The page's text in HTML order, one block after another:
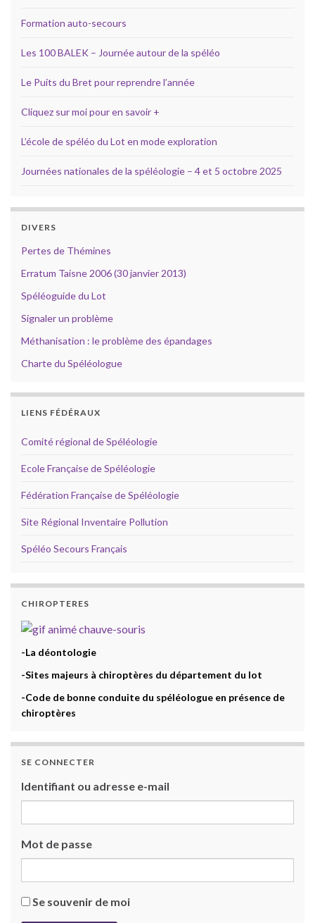
Formation auto-secours
Les 100 BALEK – Journée autour de la spéléo
Le Puits du Bret pour reprendre l’année
Cliquez sur moi pour en savoir +
L’école de spéléo du Lot en mode exploration
Journées nationales de la spéléologie – 4 et 5 octobre 2025
DIVERS
Pertes de Thémines
Erratum Taisne 2006 (30 janvier 2013)
Spéléoguide du Lot
Signaler un problème
Méthanisation : le problème des épandages
Charte du Spéléologue
LIENS FÉDÉRAUX
Comité régional de Spéléologie
Ecole Française de Spéléologie
Fédération Française de Spéléologie
Site Régional Inventaire Pollution
Spéléo Secours Français
CHIROPTERES
-La déontologie
-Sites majeurs à chiroptères du département du lot
-Code de bonne conduite du spéléologue en présence de
chiroptères
SE CONNECTER
Identifiant ou adresse e-mail
Mot de passe
Se souvenir de moi